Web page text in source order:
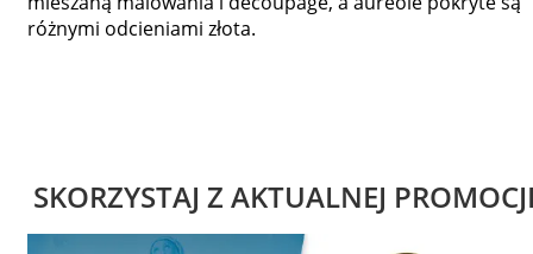
różnymi odcieniami złota.
SKORZYSTAJ Z AKTUALNEJ